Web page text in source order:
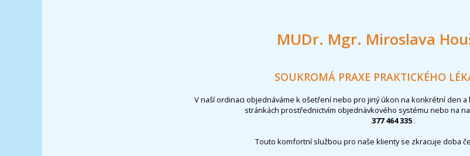
MUDr. Mgr. Miroslava
SOUKROMÁ PRAXE PRAKTICKÉHO
V naší ordinaci objednáváme k ošetření nebo pro jiný úkon na konkrétní den
stránkách prostřednictvím objednávkového systému nebo na
377 464 335 .
Touto komfortní službou pro naše klienty se zkracuje doba